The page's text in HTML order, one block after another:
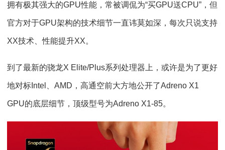
拥有极其强大的GPU性能，常被调侃为“买GPU送CPU”，但
官方对于GPU架构的技术细节一直讳莫如深，每次只说支持
XX技术、性能提升XX。
到了最新的骁龙X Elite/Plus系列处理器上，或许是为了更好
地对标Intel、AMD，高通空前大方地公开了Adreno X1
GPU的底层细节，顶级型号为Adreno X1-85。